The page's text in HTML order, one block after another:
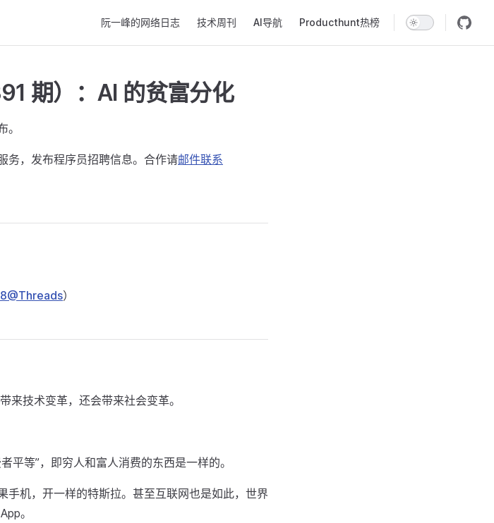
阮一峰的网络日志 技术周刊 AI导航 Producthunt热榜
期）：AI 的贫富分化
务，发布程序员招聘信息。合作请邮件联系
）
来技术变革，还会带来社会变革。
平等”，即穷人和富人消费的东西是一样的。
手机，开一样的特斯拉。甚至互联网也是如此，世界
。